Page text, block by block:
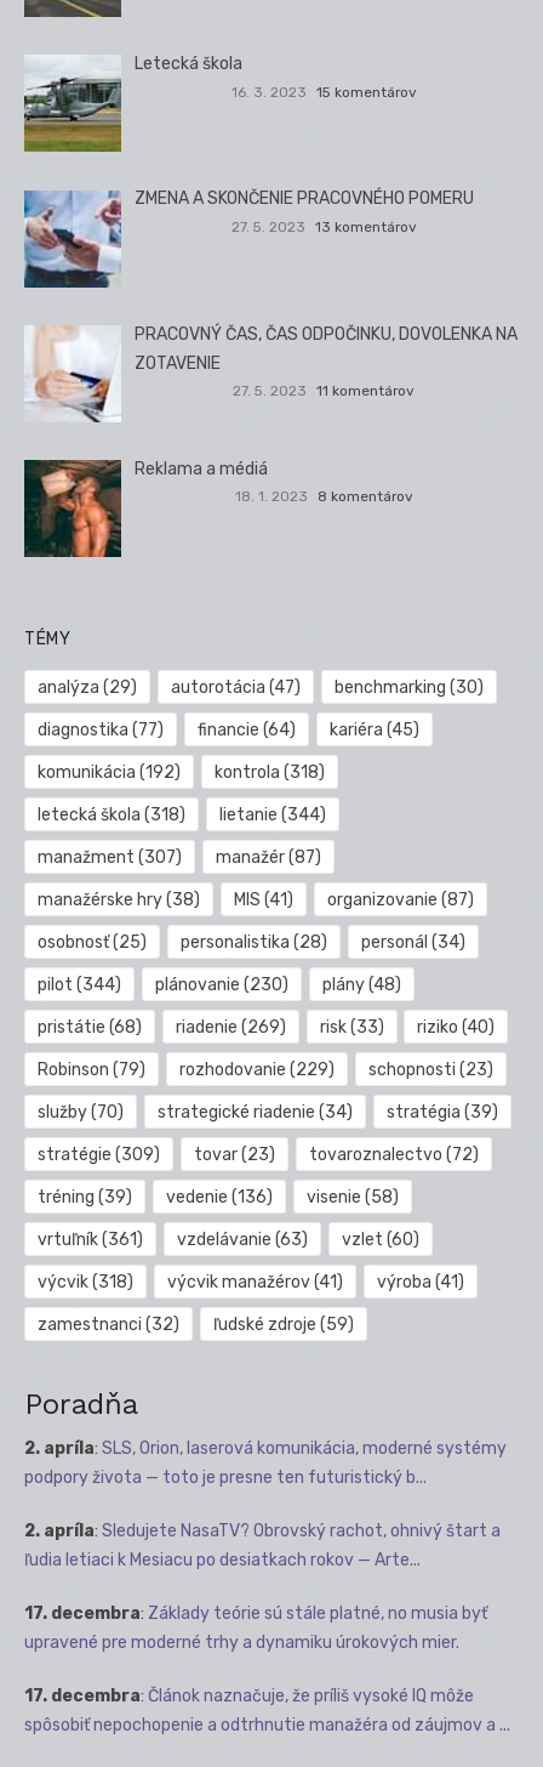
Letecká škola
16. 3. 2023 15 komentárov
ZMENA A SKONČENIE PRACOVNÉHO POMERU
27. 5. 2023 13 komentárov
PRACOVNÝ ČAS, ČAS ODPOČINKU, DOVOLENKA NA
ZOTAVENIE
27. 5. 2023 11 komentárov
Reklama a médiá
18. 1. 2023 8 komentárov
TÉMY
analýza (29) autorotácia (47) benchmarking (30)
diagnostika (77) financie (64) kariéra (45)
komunikácia (192) kontrola (318)
letecká škola (318) lietanie (344)
manažment (307) manažér(87)
manažérske hry(38) MIS (41) organizovanie (87)
osobnosť(25) personalistika (28) personál (34)
pilot (344) plánovanie (230) plány(48)
pristátie (68) riadenie (269) risk(33) riziko (40)
Robinson (79) rozhodovanie (229) schopnosti (23)
služby(70) strategické riadenie (34) stratégia (39)
stratégie (309) tovar(23) tovaroznalectvo (72)
tréning (39) vedenie (136) visenie (58)
vrtuľník(361) vzdelávanie (63) vzlet (60)
výcvik(318) výcvik manažérov(41) výroba (41)
zamestnanci (32) ľudské zdroje (59)
Poradňa
2. apríla: SLS, Orion, laserová komunikácia, moderné systémy
podpory života — toto je presne ten futuristický b...
2. apríla: Sledujete NasaTV? Obrovský rachot, ohnivý štart a
ľudia letiaci k Mesiacu po desiatkach rokov — Arte...
17. decembra: Základy teórie sú stále platné, no musia byť
upravené pre moderné trhy a dynamiku úrokových mier.
17. decembra: Článok naznačuje, že príliš vysoké IQ môže
spôsobiť nepochopenie a odtrhnutie manažéra od záujmov a ...